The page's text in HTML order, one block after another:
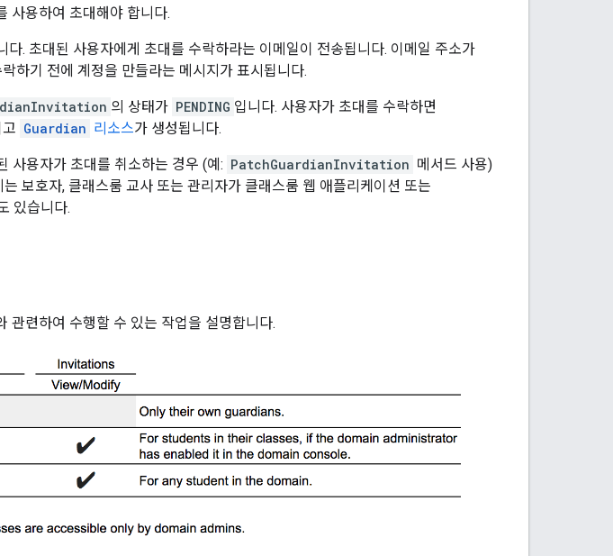
사용하여 초대해야 합니다.
다. 초대된 사용자에게 초대를 수락하라는 이메일이 전송됩니다. 이메일 주소가
하기 전에 계정을 만들라는 메시지가 표시됩니다.
의 상태가 PENDING 입니다. 사용자가 초대를 수락하면
Guardian 리소스가 생성됩니다.
사용자가 초대를 취소하는 경우 (예: PatchGuardianInvitation 메서드 사용)
보호자, 클래스룸 교사 또는 관리자가 클래스룸 웹 애플리케이션 또는
있습니다.
관련하여 수행할 수 있는 작업을 설명합니다.